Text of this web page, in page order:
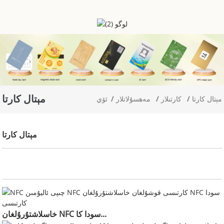
مېتال كارتا ئۆي مەھسۇلاتلار كارتىلار مېتال كارتا
مېتال كارتا
خاسلاشتۇرۇلغان NFC سودا كا...